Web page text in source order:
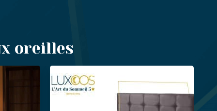
oreilles